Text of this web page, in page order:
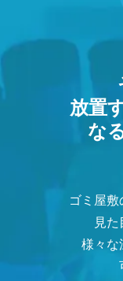
放置
な
ゴミ屋敷
見た
様々な